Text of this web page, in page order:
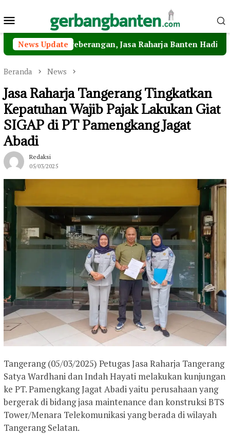
ke
Menu
Mobile
News Update
Penyeberangan, Jasa Raharja Banten Hadiri Peresmian
Beranda News
Jasa Raharja Tangerang Tingkatkan
Kepatuhan Wajib Pajak Lakukan Giat
SIGAP di PT Pamengkang Jagat
Abadi
Redaksi
05/03/2025
Tangerang (05/03/2025) Petugas Jasa Raharja Tangerang
Satya Wardhani dan Indah Hayati melakukan kunjungan
ke PT. Pamengkang Jagat Abadi yaitu perusahaan yang
bergerak di bidang jasa maintenance dan konstruksi BTS
Tower/Menara Telekomunikasi yang berada di wilayah
Tangerang Selatan.